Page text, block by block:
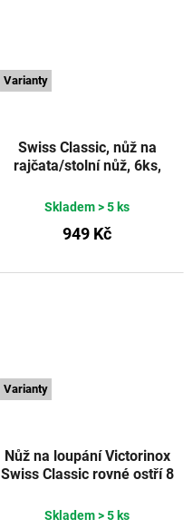
Varianty
Swiss Classic, nůž na
rajčata/stolní nůž, 6ks,
VICTORINOX
Skladem> 5 ks
949 Kč
Varianty
Nůž na loupání Victorinox
Swiss Classic rovné ostří 8
Skladem> 5 ks